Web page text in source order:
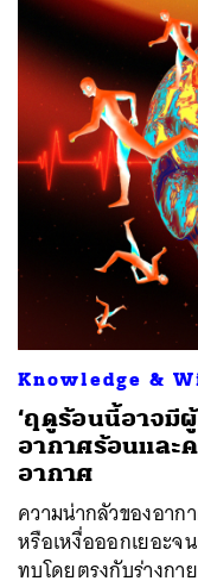
Knowledge &
‘ฤดูร้อนนี้อาจมี
อากาศร้อนและ
อากาศ
ความน่ากลัวของอา
หรือเหงื่อออกเยอะจ
ทบโดยตรงกับร่างก
SHARE